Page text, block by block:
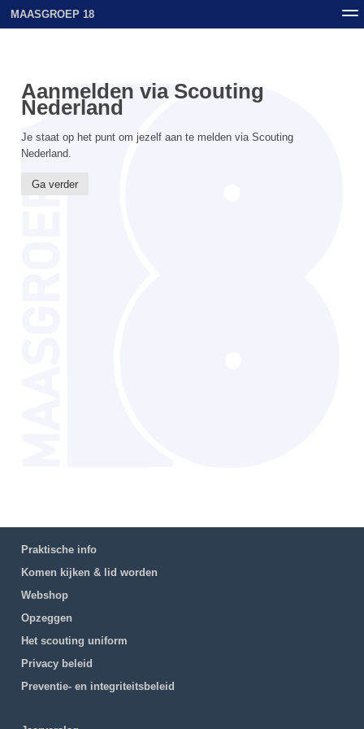
MAASGROEP 18
Aanmelden via Scouting
Nederland
Je staat op het punt om jezelf aan te melden via Scouting
Nederland.
Ga verder
Praktische info
Komen kijken & lid worden
Webshop
Opzeggen
Het scouting uniform
Privacy beleid
Preventie- en integriteitsbeleid